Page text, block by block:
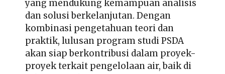
yang mendukung kemampuan analisis
dan solusi berkelanjutan. Dengan
kombinasi pengetahuan teori dan
praktik, lulusan program studi PSDA
akan siap berkontribusi dalam proyek-
proyek terkait pengelolaan air, baik di